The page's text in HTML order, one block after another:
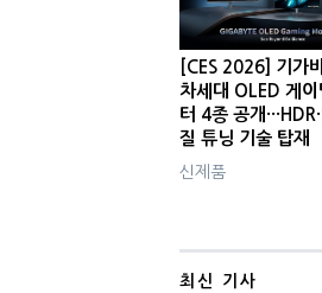
[CES 2026] 기가
차세대 OLED 게이
터 4종 공개
질 튜닝 기술 탑재
신제품
최신 기사